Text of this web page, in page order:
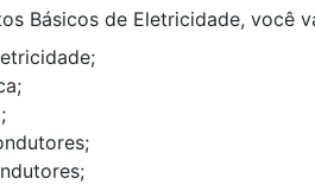
Básicos de Eletricidade, você